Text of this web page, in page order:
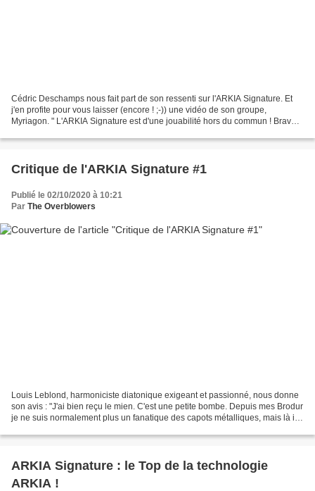
Cédric Deschamps nous fait part de son ressenti sur l'ARKIA Signature. Et
j'en profite pour vous laisser (encore ! ;-)) une vidéo de son groupe,
Myriagon. " L'ARKIA Signature est d'une jouabilité hors du commun ! Bravo
Critique de l'ARKIA Signature #1
Publié le 02/10/2020 à 10:21
Par The Overblowers
Louis Leblond, harmoniciste diatonique exigeant et passionné, nous donne
son avis : "J'ai bien reçu le mien. C'est une petite bombe. Depuis mes Brodur
je ne suis normalement plus un fanatique des capots métalliques, mais là il
ARKIA Signature : le Top de la technologie
ARKIA !